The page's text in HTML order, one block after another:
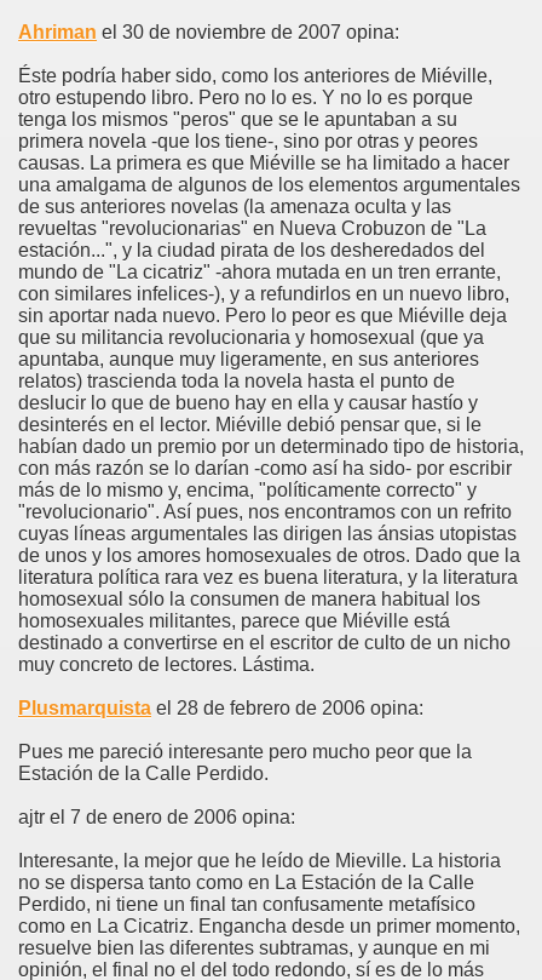
Ahriman el 30 de noviembre de 2007 opina:
Éste podría haber sido, como los anteriores de Miéville,
otro estupendo libro. Pero no lo es. Y no lo es porque
tenga los mismos "peros" que se le apuntaban a su
primera novela -que los tiene-, sino por otras y peores
causas. La primera es que Miéville se ha limitado a hacer
una amalgama de algunos de los elementos argumentales
de sus anteriores novelas (la amenaza oculta y las
revueltas "revolucionarias" en Nueva Crobuzon de "La
estación...", y la ciudad pirata de los desheredados del
mundo de "La cicatriz" -ahora mutada en un tren errante,
con similares infelices-), y a refundirlos en un nuevo libro,
sin aportar nada nuevo. Pero lo peor es que Miéville deja
que su militancia revolucionaria y homosexual (que ya
apuntaba, aunque muy ligeramente, en sus anteriores
relatos) trascienda toda la novela hasta el punto de
deslucir lo que de bueno hay en ella y causar hastío y
desinterés en el lector. Miéville debió pensar que, si le
habían dado un premio por un determinado tipo de historia,
con más razón se lo darían -como así ha sido- por escribir
más de lo mismo y, encima, "políticamente correcto" y
"revolucionario". Así pues, nos encontramos con un refrito
cuyas líneas argumentales las dirigen las ánsias utopistas
de unos y los amores homosexuales de otros. Dado que la
literatura política rara vez es buena literatura, y la literatura
homosexual sólo la consumen de manera habitual los
homosexuales militantes, parece que Miéville está
destinado a convertirse en el escritor de culto de un nicho
muy concreto de lectores. Lástima.
Plusmarquista el 28 de febrero de 2006 opina:
Pues me pareció interesante pero mucho peor que la
Estación de la Calle Perdido.
ajtr el 7 de enero de 2006 opina:
Interesante, la mejor que he leído de Mieville. La historia
no se dispersa tanto como en La Estación de la Calle
Perdido, ni tiene un final tan confusamente metafísico
como en La Cicatriz. Engancha desde un primer momento,
resuelve bien las diferentes subtramas, y aunque en mi
opinión, el final no el del todo redondo, sí es de lo más